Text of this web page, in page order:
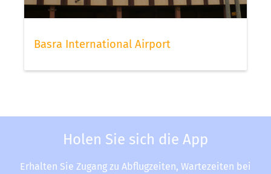
Basra International Airport
Holen Sie sich die App
Erhalten Sie Zugang zu Abflugzeiten, Wartezeiten bei